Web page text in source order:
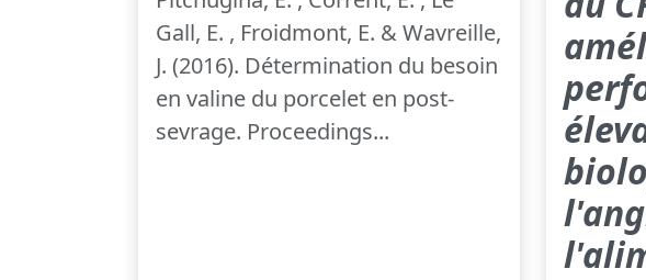
Gall, E. , Froidmont, E. & Wavreille,
J. (2016). Détermination du besoin
en valine du porcelet en post-
sevrage. Proceedings...